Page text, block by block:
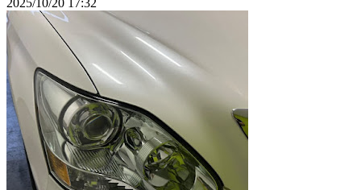
2025/10/20 17:32